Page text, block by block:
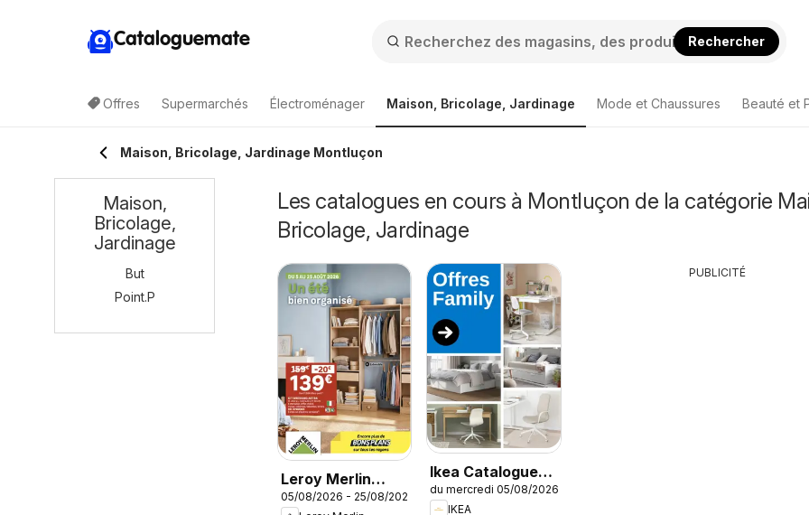
Cataloguemate Rechercher
Offres Supermarchés Électroménager Maison, Bricolage, Jardinage Mode et Chaussures Beauté et
Maison, Bricolage, Jardinage Montluçon
Les catalogues en cours à Montluçon de la catégorie
Bricolage, Jardinage
Leroy Merlin
catalogue
05/08/2026 - 25/08/2026
Ikea Catalogue
des produits -
du mercredi 05/08/2026
IKEA
PUBLICITÉ
Maison,
Bricolage,
Jardinage
But
Point.P